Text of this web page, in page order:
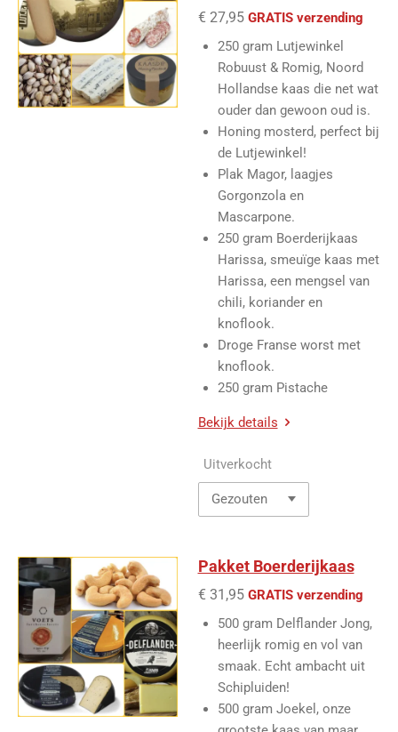
€ 27,95 GRATIS verzending
250 gram Lutjewinkel
Robuust & Romig, Noord
Hollandse kaas die net wat
ouder dan gewoon oud is.
Honing mosterd, perfect bij
de Lutjewinkel!
Plak Magor, laagjes
Gorgonzola en
Mascarpone.
250 gram Boerderijkaas
Harissa, smeuïge kaas met
Harissa, een mengsel van
chili, koriander en
knoflook.
Droge Franse worst met
knoflook.
250 gram Pistache
Bekijk details
Uitverkocht
Pakket Boerderijkaas
€ 31,95 GRATIS verzending
500 gram Delflander Jong,
heerlijk romig en vol van
smaak. Echt ambacht uit
Schipluiden!
500 gram Joekel, onze